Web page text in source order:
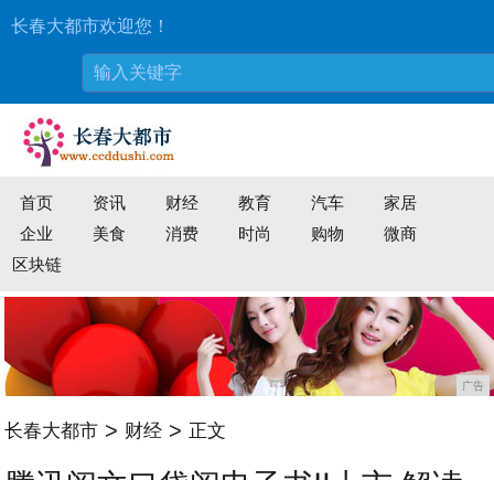
长春大都市欢迎您！
首页 资讯 财经 教育 汽车
家居
企业
美食 消费 时尚 购物
微商
区块链
广告
长春大都市 > 财经 > 正文